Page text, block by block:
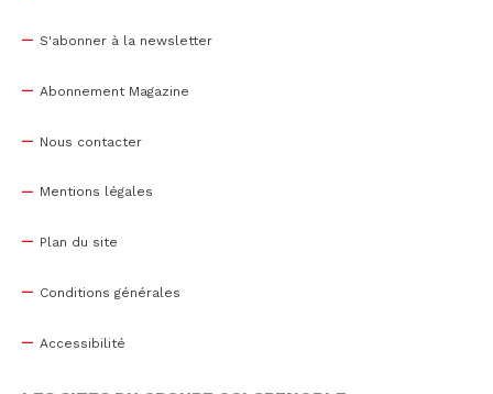
S'abonner à la newsletter
Abonnement Magazine
Nous contacter
Mentions légales
Plan du site
Conditions générales
Accessibilité